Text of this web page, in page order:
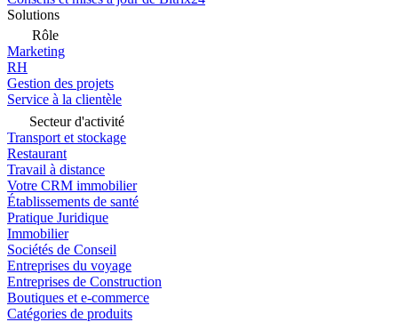
Solutions
Rôle
Marketing
RH
Gestion des projets
Service à la clientèle
Secteur d'activité
Transport et stockage
Restaurant
Travail à distance
Votre CRM immobilier
Établissements de santé
Pratique Juridique
Immobilier
Sociétés de Conseil
Entreprises du voyage
Entreprises de Construction
Boutiques et e-commerce
Catégories de produits